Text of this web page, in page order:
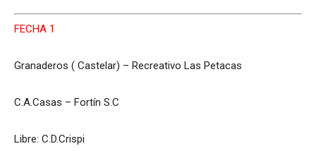
FECHA 1
Granaderos ( Castelar) – Recreativo Las Petacas
C.A.Casas – Fortín S.C
Libre: C.D.Crispi